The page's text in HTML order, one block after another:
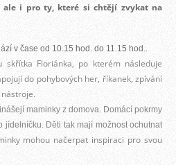
ale i pro ty, které si chtějí zvykat na
v čase od 10.15 hod. do 11.15 hod..
skřítka Floriánka, po kterém následuje
do pohybových her, říkanek, zpívání
maminky z domova. Domácí pokrmy
jídelníčku. Děti tak mají možnost ochutnat
mohou načerpat inspiraci pro svou